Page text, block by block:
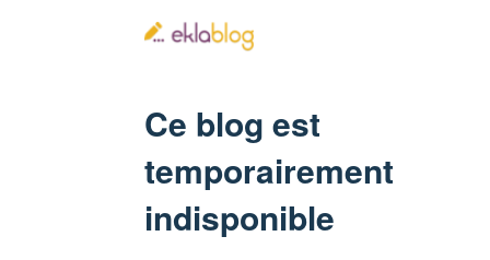
Ce blog est
temporairement
indisponible